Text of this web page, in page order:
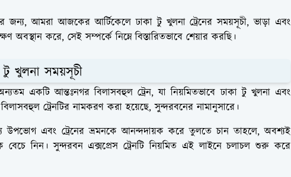
জন্য, আমরা আজকের আর্টিকেলে ঢাকা টু খুলনা ট্রেনের সময়সূচী, ভাড়া এবং
অবস্থান করে, সেই সম্পর্কে নিম্নে বিস্তারিতভাবে শেয়ার করছি।
টু খুলনা সময়সূচী
একটি আন্তঃনগর বিলাসবহুল ট্রেন, যা নিয়মিতভাবে ঢাকা টু খুলনা এবং
ট্রেনটির নামকরণ করা হয়েছে, সুন্দরবনের নামানুসারে।
উপভোগ এবং ট্রেনের ভ্রমনকে আনন্দদায়ক করে তুলতে চান তাহলে, অবশ্যই
বেচে নিন। সুন্দরবন এক্সপ্রেস ট্রেনটি নিয়মিত এই লাইনে চলাচল শুরু করে